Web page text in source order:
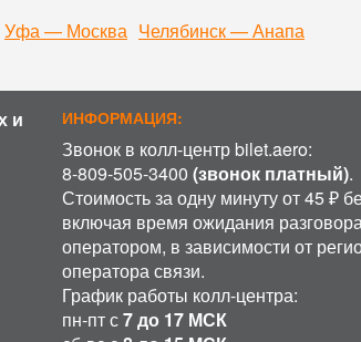
Уфа — Москва Челябинск — Анапа
и
ИНФОРМАЦИЯ:
Звонок в колл-центр bilet.aero:
8-809-505-3400 (звонок платный).
Стоимость за одну минуту от 45 ₽
включая время ожидания
оператором, в зависимости от
оператора связи.
График работы колл-центра:
пн-пт с7 до 17 МСК
ИСПОЛЬЗОВАНИЕ
файлов cookie, пользовательских
на сайт пользователь; с какого сайта
сайта, проведения ретаргетинга и